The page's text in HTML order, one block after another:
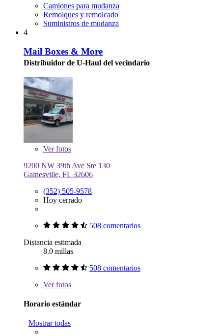
Camiones para mudanza
Remolques y remolcado
Suministros de mudanza
4
Mail Boxes & More
Distribuidor de U-Haul del vecindario
Verfotos
9200 NW 39th Ave Ste 130
Gainesville, FL 32606
(352) 505-9578
Hoy cerrado
508 comentarios
Distancia estimada
8.0 millas
508 comentarios
Verfotos
Horario estándar
Mostrar todas